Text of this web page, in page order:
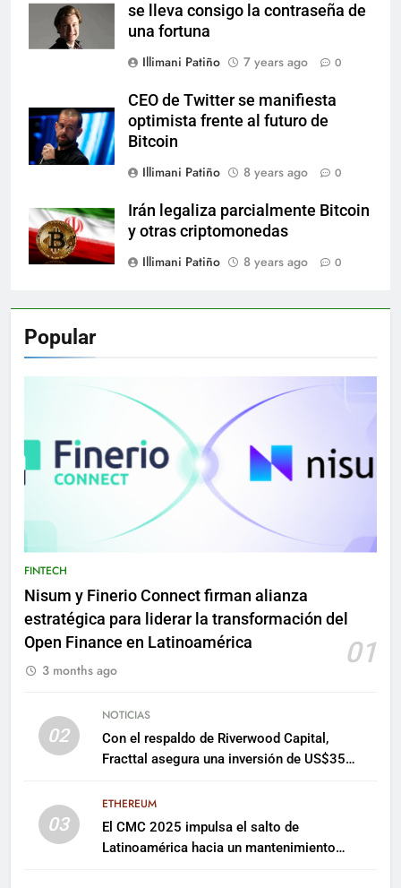
se lleva consigo la contraseña de
una fortuna
Illimani Patiño
7 years ago 0
CEO de Twitter se manifiesta
optimista frente al futuro de
Bitcoin
Illimani Patiño
8 years ago 0
Irán legaliza parcialmente Bitcoin
y otras criptomonedas
Illimani Patiño
8 years ago 0
Popular
FINTECH
Nisum y Finerio Connect firman alianza
estratégica para liderar la transformación del
Open Finance en Latinoamérica
01
3 months ago
02
NOTICIAS
Con el respaldo de Riverwood Capital,
Fracttal asegura una inversión de US$35
03
ETHEREUM
El CMC 2025 impulsa el salto de
Latinoamérica hacia un mantenimiento